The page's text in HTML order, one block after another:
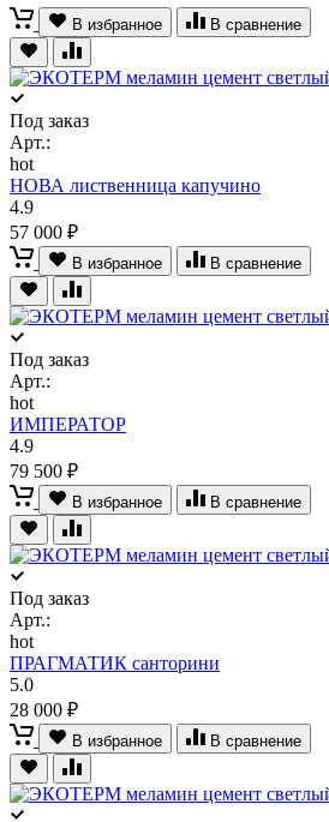
В избранное В сравнение
Под заказ
Арт.:
hot
НОВА лиственница капучино
4.9
57 000 ₽
В избранное В сравнение
Под заказ
Арт.:
hot
ИМПЕРАТОР
4.9
79 500 ₽
В избранное В сравнение
Под заказ
Арт.:
hot
ПРАГМАТИК санторини
5.0
28 000 ₽
В избранное В сравнение